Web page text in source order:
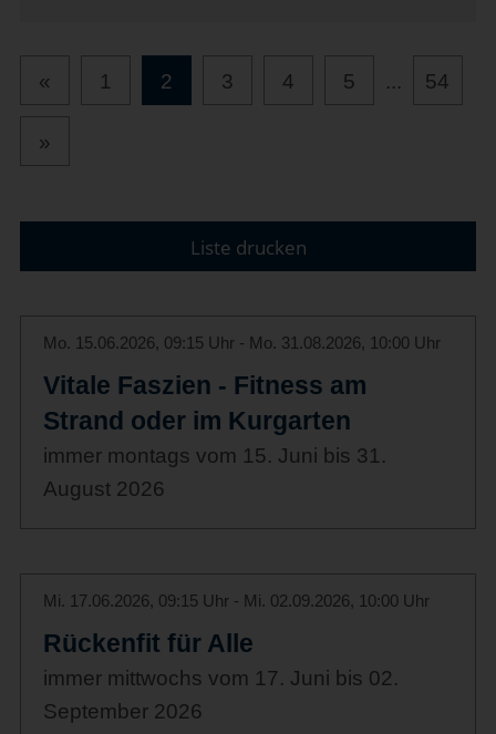
« 1 2 3 4 5 ... 54
»
Liste drucken
Mo. 15.06.2026, 09:15 Uhr - Mo. 31.08.2026, 10:00 Uhr
Vitale Faszien - Fitness am
Strand oder im Kurgarten
immer montags vom 15. Juni bis 31.
August 2026
Mi. 17.06.2026, 09:15 Uhr - Mi. 02.09.2026, 10:00 Uhr
Rückenfit für Alle
immer mittwochs vom 17. Juni bis 02.
September 2026